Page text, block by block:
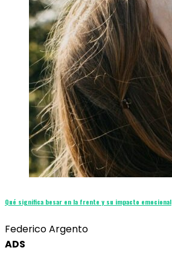
Qué significa besar en la frente y su impacto emocional
Federico Argento
ADS